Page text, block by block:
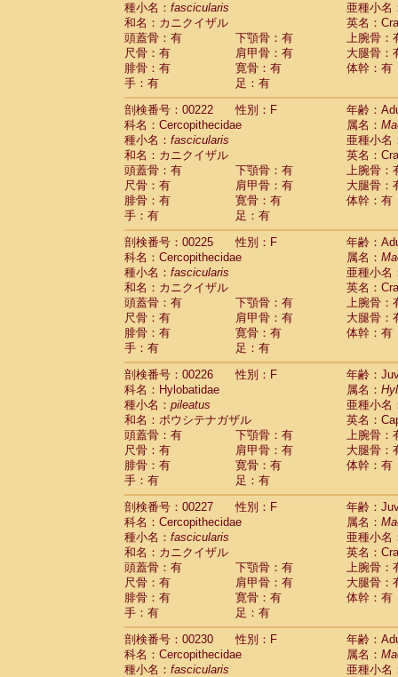
種小名： fascicularis
亜種小名
和名：カニクイザル
英名：
頭蓋骨：有
下顎骨：有
上腕骨：
尺骨：有
肩甲骨：有
大腿骨：
腓骨：有
寛骨：有
体幹：有
手：有
足：有
剖検番号：00222
性別：F
年齢：
科名：Cercopithecidae
属名：
種小名： fascicularis
亜種小名
和名：カニクイザル
英名：
頭蓋骨：有
下顎骨：有
上腕骨：
尺骨：有
肩甲骨：有
大腿骨：
腓骨：有
寛骨：有
体幹：有
手：有
足：有
剖検番号：00225
性別：F
年齢：
科名：Cercopithecidae
属名：
種小名： fascicularis
亜種小名
和名：カニクイザル
英名：
頭蓋骨：有
下顎骨：有
上腕骨：
尺骨：有
肩甲骨：有
大腿骨：
腓骨：有
寛骨：有
体幹：有
手：有
足：有
剖検番号：00226
性別：F
年齢：
科名：Hylobatidae
属名：
種小名： pileatus
亜種小名
和名：ボウシテナガザル
英名：
頭蓋骨：有
下顎骨：有
上腕骨：
尺骨：有
肩甲骨：有
大腿骨：
腓骨：有
寛骨：有
体幹：有
手：有
足：有
剖検番号：00227
性別：F
年齢：
科名：Cercopithecidae
属名：
種小名： fascicularis
亜種小名
和名：カニクイザル
英名：
頭蓋骨：有
下顎骨：有
上腕骨：
尺骨：有
肩甲骨：有
大腿骨：
腓骨：有
寛骨：有
体幹：有
手：有
足：有
剖検番号：00230
性別：F
年齢：
科名：Cercopithecidae
属名：
種小名： fascicularis
亜種小名